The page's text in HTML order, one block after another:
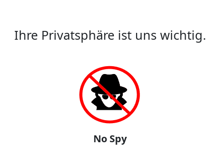
Ihre Privatsphäre ist uns wichtig.
No Spy